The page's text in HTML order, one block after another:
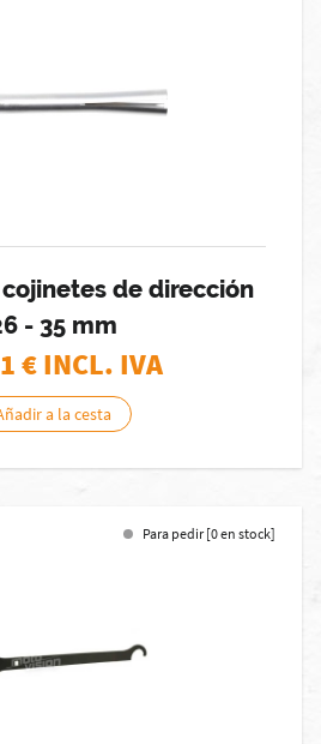
de dirección
- 35 mm
€ INCL. IVA
a la cesta
Para pedir [0 en stock]